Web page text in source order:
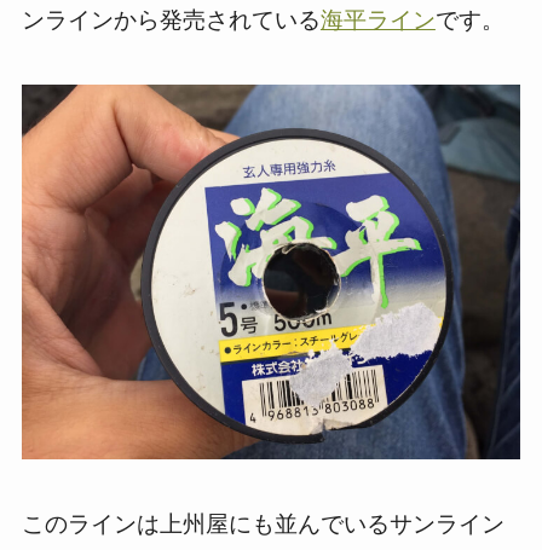
ンラインから発売されている海平ラインです。
このラインは上州屋にも並んでいるサンライン